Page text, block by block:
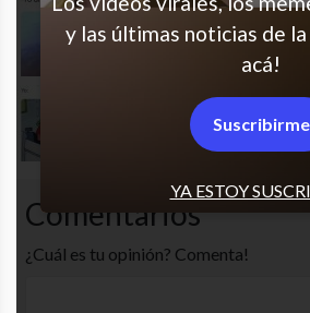
“Pero no pega esto”
Solo un sueño
Comentarios
¿Cuál es tu opinión? Comenta!
YA ESTOY
y las últimas noticias de
acá!
Suscribirme